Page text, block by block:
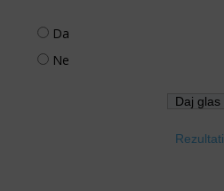
Da
Ne
Rezultati